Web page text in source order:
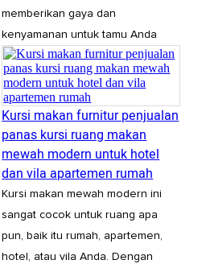
memberikan gaya dan
kenyamanan untuk tamu Anda
Kursi makan furnitur penjualan
panas kursi ruang makan
mewah modern untuk hotel
dan vila apartemen rumah
Kursi makan mewah modern ini
sangat cocok untuk ruang apa
pun, baik itu rumah, apartemen,
hotel, atau vila Anda. Dengan